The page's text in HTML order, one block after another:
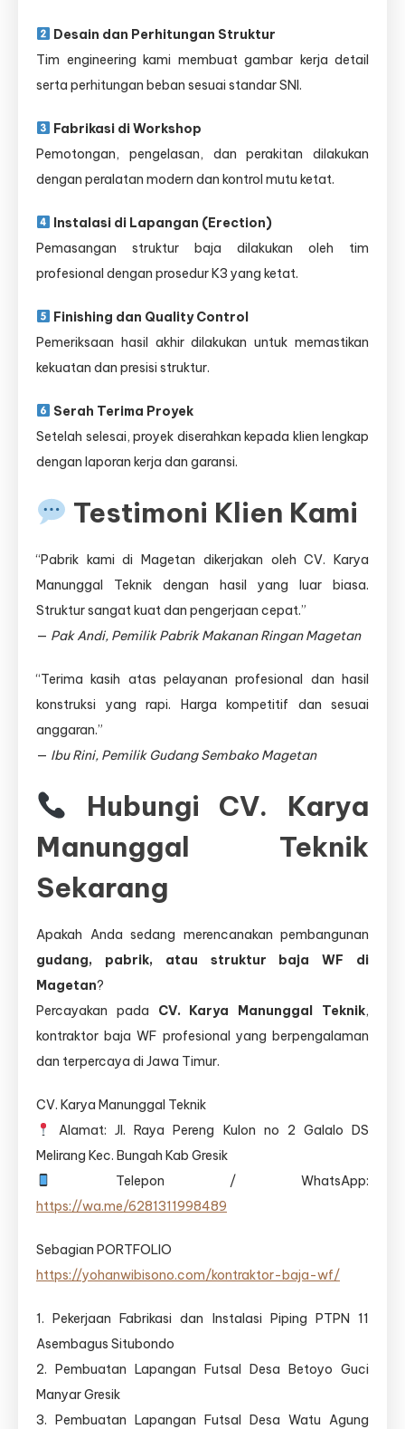
Desain dan Perhitungan Struktur
Tim engineering kami membuat gambar kerja detail
serta perhitungan beban sesuai standar SNI.
Fabrikasi di Workshop
Pemotongan, pengelasan, dan perakitan dilakukan
dengan peralatan modern dan kontrol mutu ketat.
Instalasi di Lapangan (Erection)
Pemasangan struktur baja dilakukan oleh tim
profesional dengan prosedur K3 yang ketat.
Finishing dan Quality Control
Pemeriksaan hasil akhir dilakukan untuk memastikan
kekuatan dan presisi struktur.
Serah Terima Proyek
Setelah selesai, proyek diserahkan kepada klien lengkap
dengan laporan kerja dan garansi.
Testimoni Klien Kami
“Pabrik kami di Magetan dikerjakan oleh CV. Karya
Manunggal Teknik dengan hasil yang luar biasa.
Struktur sangat kuat dan pengerjaan cepat.”
— Pak Andi, Pemilik Pabrik Makanan Ringan Magetan
“Terima kasih atas pelayanan profesional dan hasil
konstruksi yang rapi. Harga kompetitif dan sesuai
anggaran.”
— Ibu Rini, Pemilik Gudang Sembako Magetan
Hubungi CV. Karya
Manunggal Teknik
Sekarang
Apakah Anda sedang merencanakan pembangunan
gudang, pabrik, atau struktur baja WF di
Magetan?
Percayakan pada CV. Karya Manunggal Teknik,
kontraktor baja WF profesional yang berpengalaman
dan terpercaya di Jawa Timur.
CV. Karya Manunggal Teknik
Alamat: Jl. Raya Pereng Kulon no 2 Galalo DS
Melirang Kec. Bungah Kab Gresik
Telepon / WhatsApp:
https://wa.me/6281311998489
Sebagian PORTFOLIO
https://yohanwibisono.com/kontraktor-baja-wf/
1. Pekerjaan Fabrikasi dan Instalasi Piping PTPN 11
Asembagus Situbondo
2. Pembuatan Lapangan Futsal Desa Betoyo Guci
Manyar Gresik
3. Pembuatan Lapangan Futsal Desa Watu Agung